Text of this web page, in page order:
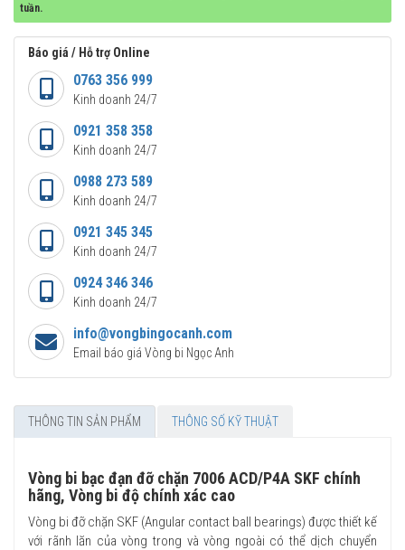
tuần.
Báo giá / Hỗ trợ Online
0763 356 999
Kinh doanh 24/7
0921 358 358
Kinh doanh 24/7
0988 273 589
Kinh doanh 24/7
0921 345 345
Kinh doanh 24/7
0924 346 346
Kinh doanh 24/7
info@vongbingocanh.com
Email báo giá Vòng bi Ngọc Anh
THÔNG TIN SẢN PHẨM THÔNG SỐ KỸ THUẬT
Vòng bi bạc đạn đỡ chặn 7006 ACD/P4A SKF chính
hãng, Vòng bi độ chính xác cao
Vòng bi đỡ chặn SKF (Angular contact ball bearings) được thiết kế
với rãnh lăn của vòng trong và vòng ngoài có thể dịch chuyển